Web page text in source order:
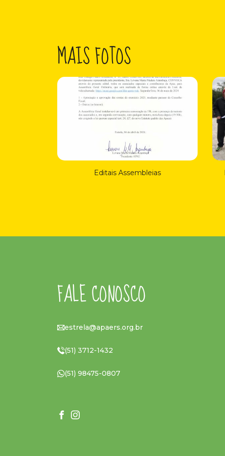
MAIS FOTOS
Editais Assembleias
FALE CONOSCO
estrela@apaers.org.br
(51) 3712-1432
(51) 98475-0807